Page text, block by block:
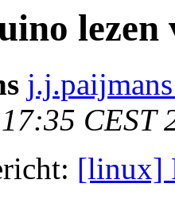
lezen
CEST
[linux]